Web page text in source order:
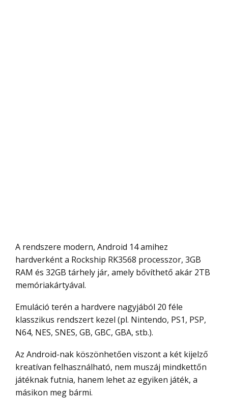
A rendszere modern, Android 14 amihez
hardverként a Rockship RK3568 processzor, 3GB
RAM és 32GB tárhely jár, amely bővíthető akár 2TB
memóriakártyával.
Emuláció terén a hardvere nagyjából 20 féle
klasszikus rendszert kezel (pl. Nintendo, PS1, PSP,
N64, NES, SNES, GB, GBC, GBA, stb.).
Az Android-nak köszönhetően viszont a két kijelző
kreatívan felhasználható, nem muszáj mindkettőn
játéknak futnia, hanem lehet az egyiken játék, a
másikon meg bármi.